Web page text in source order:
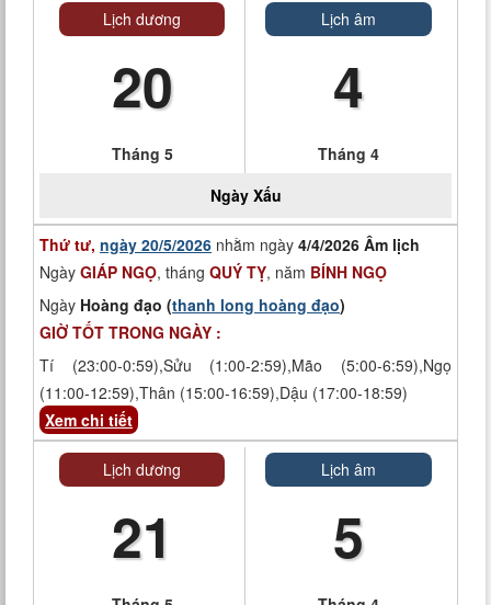
Lịch dương
20
Tháng 5
Lịch âm
4
Tháng 4
Ngày Xấu
Thứ tư, ngày 20/5/2026 nhằm ngày 4/4/2026 Âm lịch
Ngày GIÁP NGỌ, tháng QUÝ TỴ, năm BÍNH NGỌ
Ngày Hoàng đạo (thanh long hoàng đạo)
GIỜ TỐT TRONG NGÀY :
Tí (23:00-0:59),Sửu (1:00-2:59),Mão (5:00-6:59),Ngọ
(11:00-12:59),Thân (15:00-16:59),Dậu (17:00-18:59)
Xem chi tiết
Lịch dương
21
Lịch âm
5